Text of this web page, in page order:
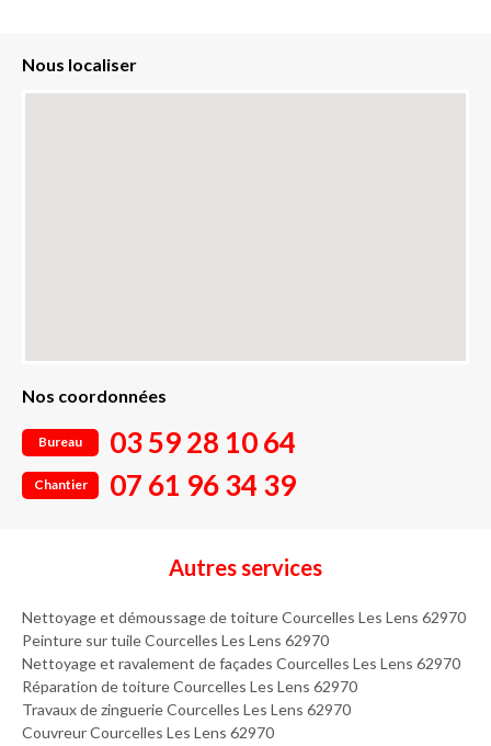
Nous localiser
Nos coordonnées
Bureau 03 59 28 10 64
Chantier 07 61 96 34 39
Autres services
Nettoyage et démoussage de toiture Courcelles Les Lens 62970
Peinture sur tuile Courcelles Les Lens 62970
Nettoyage et ravalement de façades Courcelles Les Lens 62970
Réparation de toiture Courcelles Les Lens 62970
Travaux de zinguerie Courcelles Les Lens 62970
Couvreur Courcelles Les Lens 62970